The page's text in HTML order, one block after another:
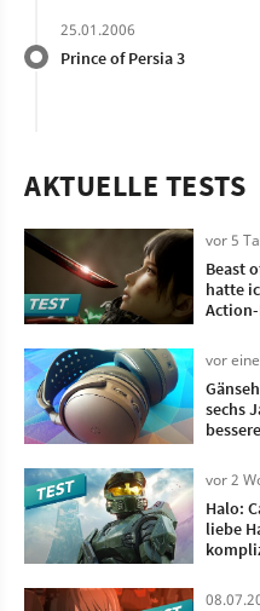
25.01.2006
Prince of Persia 3
AKTUELLE TESTS
vor 5
Beast
hatte
Action-
vorbei
vor
sechs
vor 2
Halo:
liebe